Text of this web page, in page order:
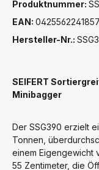
Produktnummer:
EAN:
Hersteller-Nr.:
SEIFERT
Minibagger
Der SSG390 erzielt
Tonnen,
einem Eigengewicht
55 Zentimeter, die